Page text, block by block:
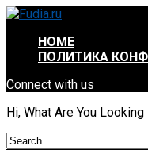
HOME
ПОЛИТИКА
Connect with us
Hi, What Are You Looking